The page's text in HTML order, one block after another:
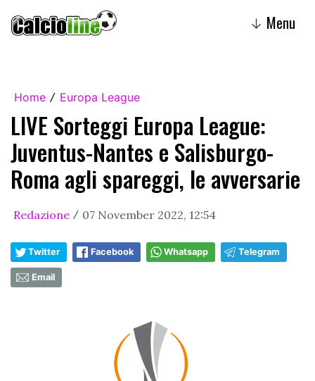
↓ Menu
Home / Europa League
LIVE Sorteggi Europa League:
Juventus-Nantes e Salisburgo-
Roma agli spareggi, le avversarie
Redazione / 07 November 2022, 12:54
Twitter Facebook Whatsapp Telegram
Email